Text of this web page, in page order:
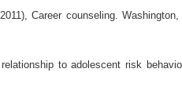
Career counseling.
to adolescent risk